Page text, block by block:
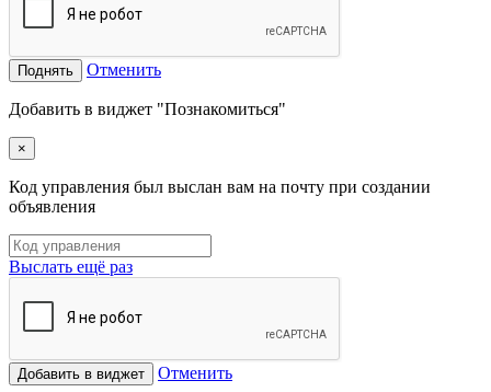
Поднять Отменить
Добавить в виджет "Познакомиться"
×
Код управления был выслан вам на почту при создании
объявления
Выслать ещё раз
Добавить в виджет Отменить